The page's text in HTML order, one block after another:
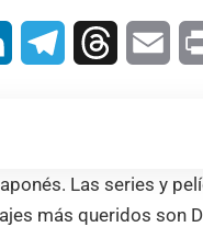
LinkedIn TelegramThreads
Las series y
más queridos son